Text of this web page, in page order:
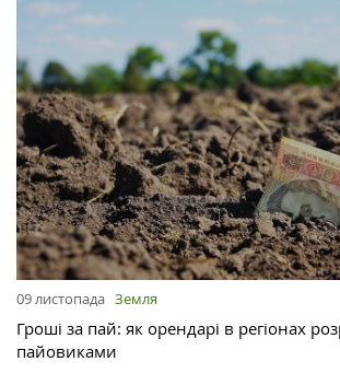
09 листопада Земля
Гроші за пай: як орендарі в регіонах
пайовиками